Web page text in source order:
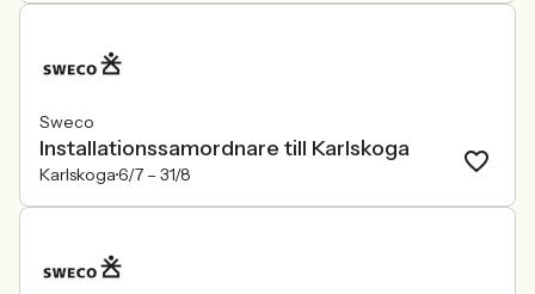
Sweco
Installationssamordnare till Karlskoga
Karlskoga6/7 – 31/8